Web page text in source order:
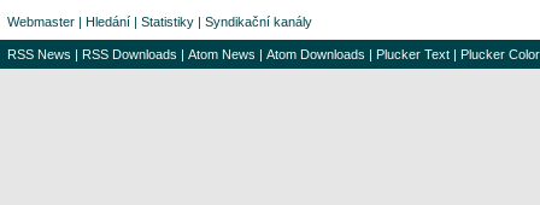
Webmaster | Hledání | Statistiky | Syndikační kanály
RSS News | RSS Downloads | Atom News | Atom Downloads | Plucker Text | Plucker Color